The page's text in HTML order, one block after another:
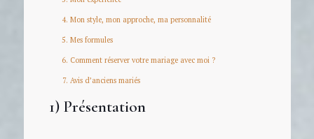
Mon style, mon approche, ma personnalité
Mes formules
Comment réserver votre mariage avec moi ?
Avis d’anciens mariés
1) Présentation